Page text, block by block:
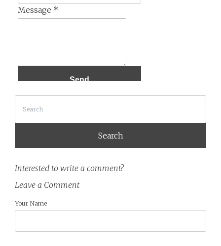
Message *
Interested to write a comment?
Leave a Comment
Your Name